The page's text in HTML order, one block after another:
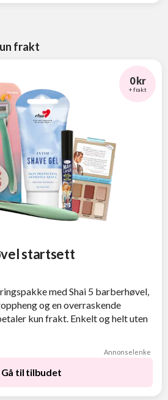
frakt
startsett
0 kr
+ frakt
med Shai 5 barberhøvel,
og en overraskende
kun frakt. Enkelt og helt uten
Annonselenke
Gå til tilbudet